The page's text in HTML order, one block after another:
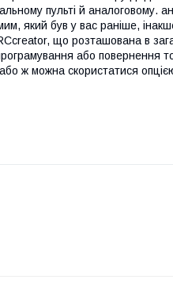
пульті й аналоговому.
який був у вас раніше,
що розташована в
або повернення
ж можна скористатися